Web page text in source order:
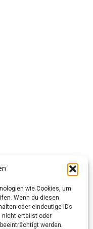
wie Cookies, um
Wenn du diesen
oder eindeutige IDs
nicht erteilst oder
werden.